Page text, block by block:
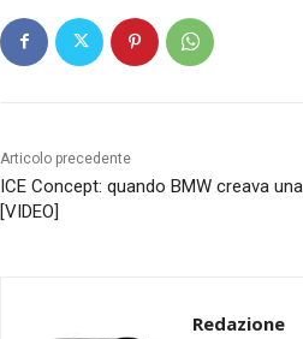
Articolo precedente
ICE Concept: quando BMW creava
[VIDEO]
Redazione